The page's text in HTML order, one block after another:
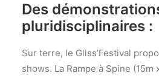
Des
pluridisciplinaires :
Sur terre, le Gliss’Festival
shows. La Rampe à Spine (15m